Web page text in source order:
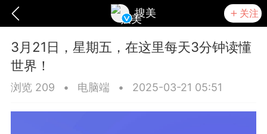
搜美 关注
3月21日，星期五，在这里每天3分钟读懂
世界！
浏览 209 • 电脑端 • 2025-03-21 05:51